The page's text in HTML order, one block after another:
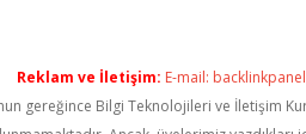
Reklam ve İletişim: E-mail:
gereğince Bilgi Teknolojileri ve İletişim